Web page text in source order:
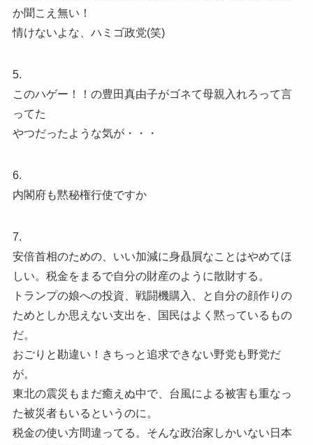
か聞こえ無い！
情けないよな、ハミゴ政党(笑)
5.
このハゲー！！の豊田真由子がゴネて母親入れろって言
ってた
やつだったような気が・・・
6.
内閣府も黙秘権行使ですか
7.
安倍首相のための、いい加減に身贔屓なことはやめてほ
しい。税金をまるで自分の財産のように散財する。
トランプの娘への投資、戦闘機購入、と自分の顔作りの
ためとしか思えない支出を、国民はよく黙っているもの
だ。
おごりと勘違い！きちっと追求できない野党も野党だ
が。
東北の震災もまだ癒えぬ中で、台風による被害も重なっ
た被災者もいるというのに。
税金の使い方間違ってる。そんな政治家しかいない日本